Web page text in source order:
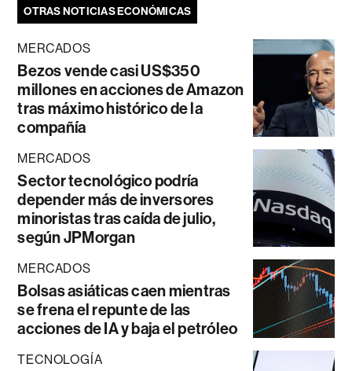
OTRAS NOTICIAS ECONÓMICAS
MERCADOS
Bezos vende casi US$350
millones en acciones de Amazon
tras máximo histórico de la
compañía
MERCADOS
Sector tecnológico podría
depender más de inversores
minoristas tras caída de julio,
según JPMorgan
MERCADOS
Bolsas asiáticas caen mientras
se frena el repunte de las
acciones de IA y baja el petróleo
TECNOLOGÍA